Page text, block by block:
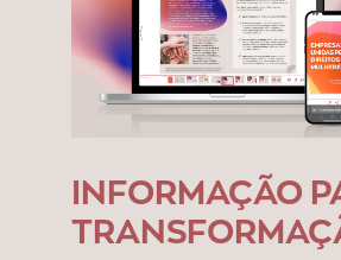
INFORMAÇÃO